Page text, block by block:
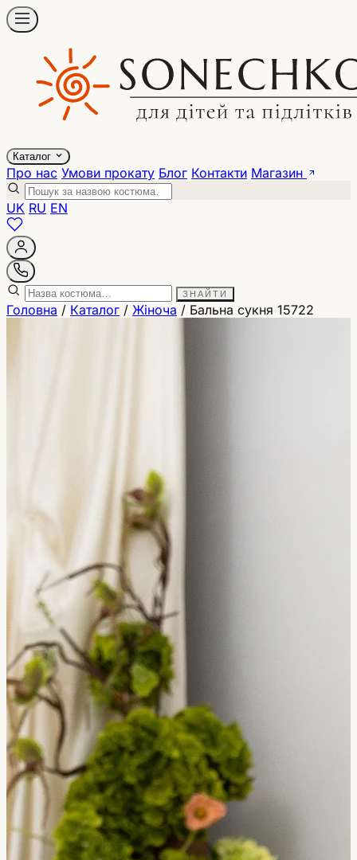
Каталог
Про нас Умови прокату Блог Контакти Магазин
UK RU EN
ЗНАЙТИ
Головна / Каталог / Жіноча / Бальна сукня 15722